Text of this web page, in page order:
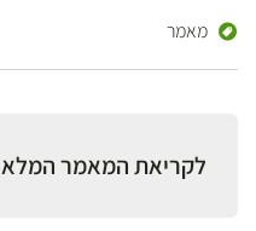
מאמר
לקריאת המאמר המלא